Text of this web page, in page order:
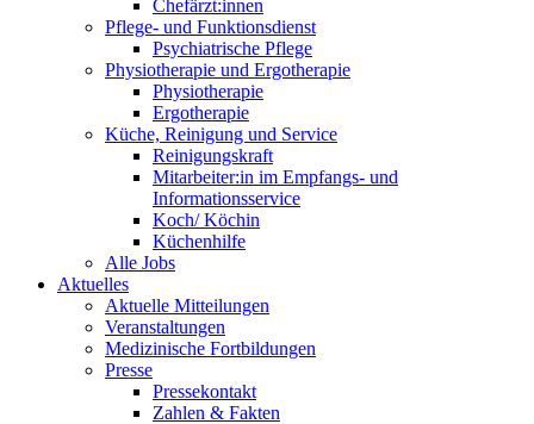
Chefärzt:innen
Pflege- und Funktionsdienst
Psychiatrische Pflege
Physiotherapie und Ergotherapie
Physiotherapie
Ergotherapie
Küche, Reinigung und Service
Reinigungskraft
Mitarbeiter:in im Empfangs- und
Informationsservice
Koch/ Köchin
Küchenhilfe
Alle Jobs
Aktuelles
Aktuelle Mitteilungen
Veranstaltungen
Medizinische Fortbildungen
Presse
Pressekontakt
Zahlen & Fakten